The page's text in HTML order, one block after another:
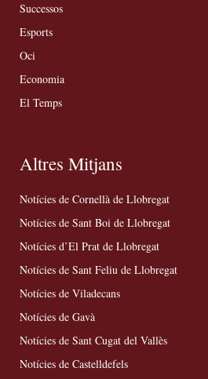
Successos
Esports
Oci
Economia
El Temps
Altres Mitjans
Notícies de Cornellà de Llobregat
Notícies de Sant Boi de Llobregat
Notícies d’El Prat de Llobregat
Notícies de Sant Feliu de Llobregat
Notícies de Viladecans
Notícies de Gavà
Notícies de Sant Cugat del Vallès
Notícies de Castelldefels